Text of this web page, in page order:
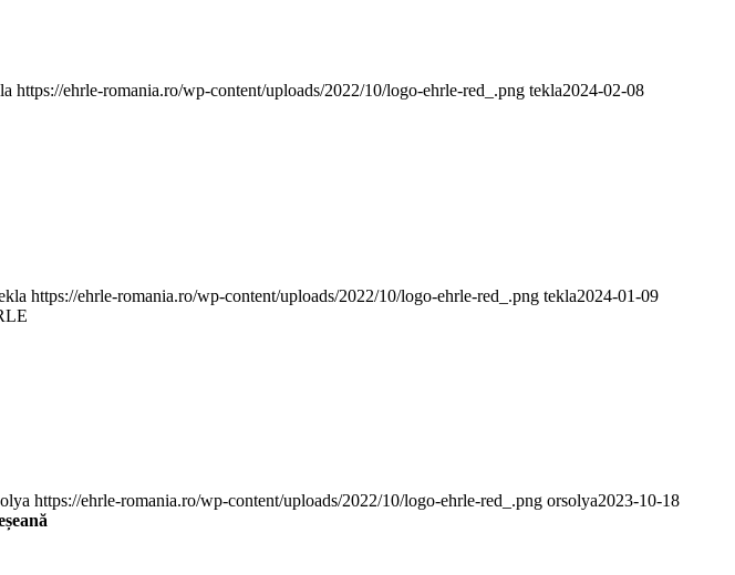
https://ehrle-romania.ro/wp-content/uploads/2022/10/logo-ehrle-red_.png tekla2024-02-08
https://ehrle-romania.ro/wp-content/uploads/2022/10/logo-ehrle-red_.png tekla2024-01-09
https://ehrle-romania.ro/wp-content/uploads/2022/10/logo-ehrle-red_.png orsolya2023-10-18